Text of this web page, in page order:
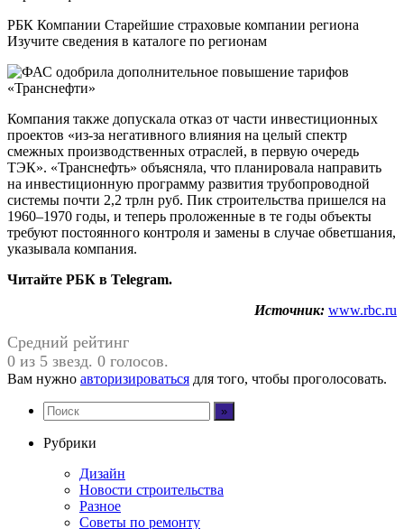
РБК Компании Старейшие страховые компании региона
Изучите сведения в каталоге по регионам
Компания также допускала отказ от части инвестиционных
проектов «из-за негативного влияния на целый спектр
смежных производственных отраслей, в первую очередь
ТЭК». «Транснефть» объясняла, что планировала направить
на инвестиционную программу развития трубопроводной
системы почти 2,2 трлн руб. Пик строительства пришелся на
1960–1970 годы, и теперь проложенные в те годы объекты
требуют постоянного контроля и замены в случае обветшания,
указывала компания.
Читайте РБК в Telegram.
Источник: www.rbc.ru
Средний рейтинг
0 из 5 звезд. 0 голосов.
Вам нужно авторизироваться для того, чтобы проголосовать.
Рубрики
Дизайн
Новости строительства
Разное
Советы по ремонту